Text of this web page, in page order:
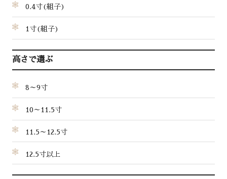
0.4寸(組子)
1寸(組子)
高さで選ぶ
8～9寸
10～11.5寸
11.5～12.5寸
12.5寸以上